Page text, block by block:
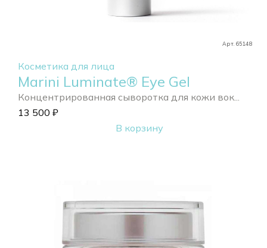
Арт. 65148
Косметика для лица
Marini Luminate® Eye Gel
Концентрированная сыворотка для кожи вок...
13 500 ₽
В корзину